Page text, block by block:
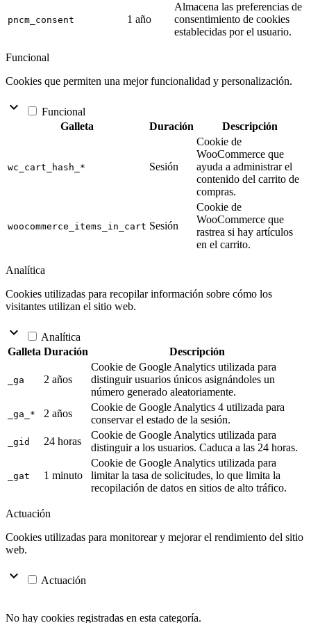
pncm_consent 1 año
Almacena las preferencias de
consentimiento de cookies
establecidas por el usuario.
Funcional
Cookies que permiten una mejor funcionalidad y personalización.
keyboard_arrow_down
Funcional
Galleta
Duración Descripción
wc_cart_hash_* Sesión
Cookie de
WooCommerce que
ayuda a administrar el
contenido del carrito de
compras.
woocommerce_items_in_cart Sesión
Cookie de
WooCommerce que
rastrea si hay artículos
en el carrito.
Analítica
Cookies utilizadas para recopilar información sobre cómo los
visitantes utilizan el sitio web.
keyboard_arrow_down
Analítica
Galleta Duración Descripción
_ga 2 años
Cookie de Google Analytics utilizada para
distinguir usuarios únicos asignándoles un
número generado aleatoriamente.
_ga_* 2 años
Cookie de Google Analytics 4 utilizada para
conservar el estado de la sesión.
_gid 24 horas
Cookie de Google Analytics utilizada para
distinguir a los usuarios. Caduca a las 24 horas.
_gat 1 minuto
Cookie de Google Analytics utilizada para
limitar la tasa de solicitudes, lo que limita la
recopilación de datos en sitios de alto tráfico.
Actuación
Cookies utilizadas para monitorear y mejorar el rendimiento del sitio
web.
keyboard_arrow_down Actuación
No hay cookies registradas en esta categoría.